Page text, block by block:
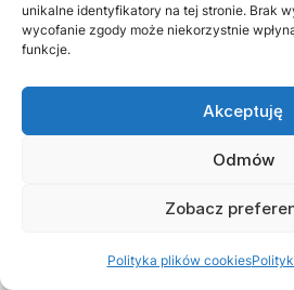
unikalne identyfikatory na tej stronie. Brak
wycofanie zgody może niekorzystnie
funkcje.
Akceptuję
Odmów
Zobacz
Polityka plików cookies